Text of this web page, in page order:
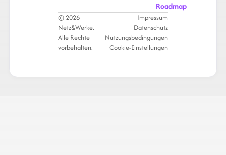
Roadmap
© 2026
Netz&Werke.
Alle Rechte
vorbehalten.
Impressum
Datenschutz
Nutzungsbedingungen
Cookie-Einstellungen